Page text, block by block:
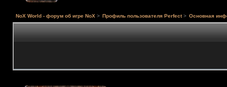
NoX World - форум об игре NoX > Профиль пользователя Perfect> Основная